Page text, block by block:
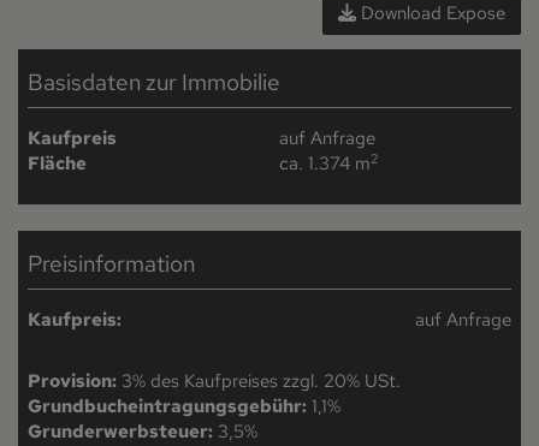
Download Expose
Basisdaten zur Immobilie
Kaufpreis
auf Anfrage
Fläche
ca. 1.374 m2
Preisinformation
Kaufpreis: auf Anfrage
Provision: 3% des Kaufpreises zzgl. 20% USt.
Grundbucheintragungsgebühr: 1,1%
Grunderwerbsteuer: 3,5%